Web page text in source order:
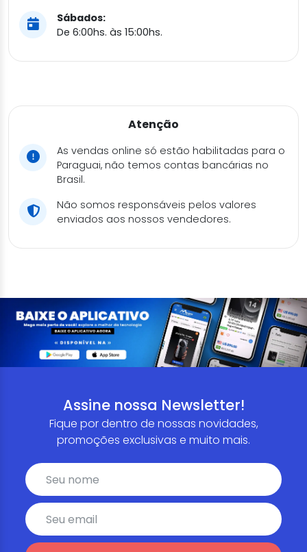
Sábados:
De 6:00hs. às 15:00hs.
Atenção
As vendas online só estão habilitadas para o
Paraguai, não temos contas bancárias no
Brasil.
Não somos responsáveis pelos valores
enviados aos nossos vendedores.
Assine nossa Newsletter!
Fique por dentro de nossas novidades,
promoções exclusivas e muito mais.